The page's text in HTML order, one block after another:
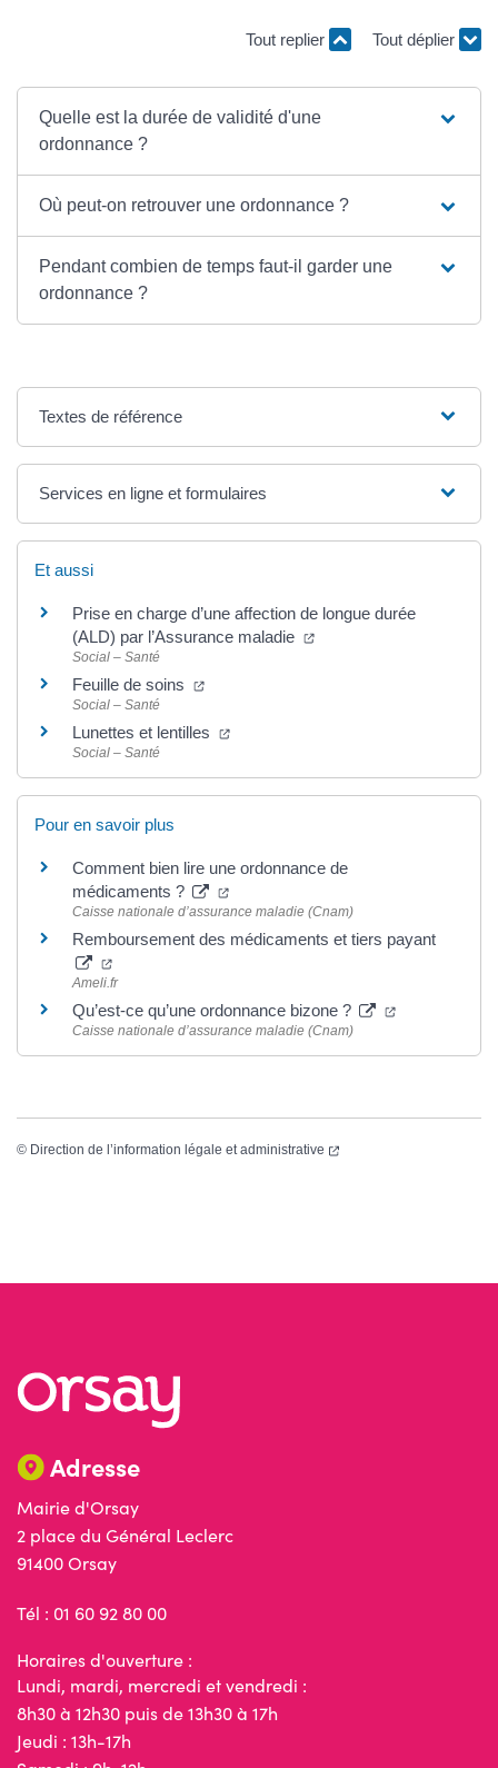
Tout replier Tout déplier
Quelle est la durée de validité d'une
ordonnance ?
Où peut-on retrouver une ordonnance ?
Pendant combien de temps faut-il garder une
ordonnance ?
Textes de référence
Services en ligne et formulaires
Et aussi
Prise en charge d’une affection de longue durée
(ALD) par l’Assurance maladie
(ouverture dans un
Social – Santé
Feuille de soins (ouverture dans un nouvel onglet)
Social – Santé
Lunettes et lentilles (ouverture dans un nouvel onglet)
Social – Santé
Pour en savoir plus
Comment bien lire une ordonnance de
médicaments ?
(ouverture dans un nouvel onglet)
Caisse nationale d’assurance maladie (Cnam)
Remboursement des médicaments et tiers payant
(ouverture dans un nouvel onglet)
Ameli.fr
Qu’est-ce qu’une ordonnance bizone ? (ouverture
Caisse nationale d’assurance maladie (Cnam)
© Direction de l’information légale et administrative (ouverture dans un
Adresse
Mairie d'Orsay
2 place du Général Leclerc
91400 Orsay
Tél : 01 60 92 80 00
Horaires d'ouverture :
Lundi, mardi, mercredi et vendredi :
8h30 à 12h30 puis de 13h30 à 17h
Jeudi : 13h-17h